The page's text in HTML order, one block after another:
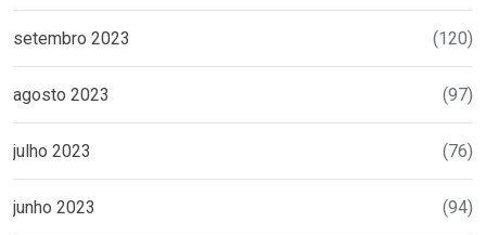
setembro 2023 (120)
agosto 2023 (97)
julho 2023 (76)
junho 2023 (94)